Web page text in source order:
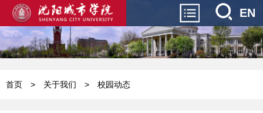
EN
首页 > 关于我们 > 校园动态